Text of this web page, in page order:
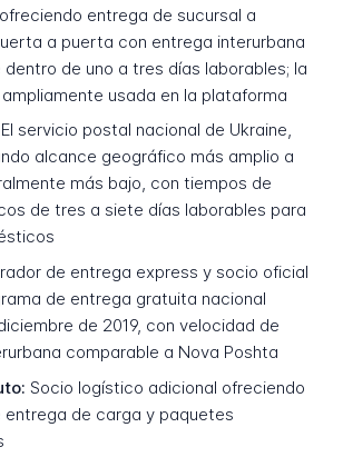
entrega de sucursal a
a puerta con entrega interurbana
de uno a tres días laborables; la
usada en la plataforma
El servicio postal nacional de Ukraine,
alcance geográfico más amplio a
más bajo, con tiempos de
de tres a siete días laborables para
de entrega express y socio oficial
de entrega gratuita nacional
de 2019, con velocidad de
comparable a Nova Poshta
Socio logístico adicional ofreciendo
entrega de carga y paquetes